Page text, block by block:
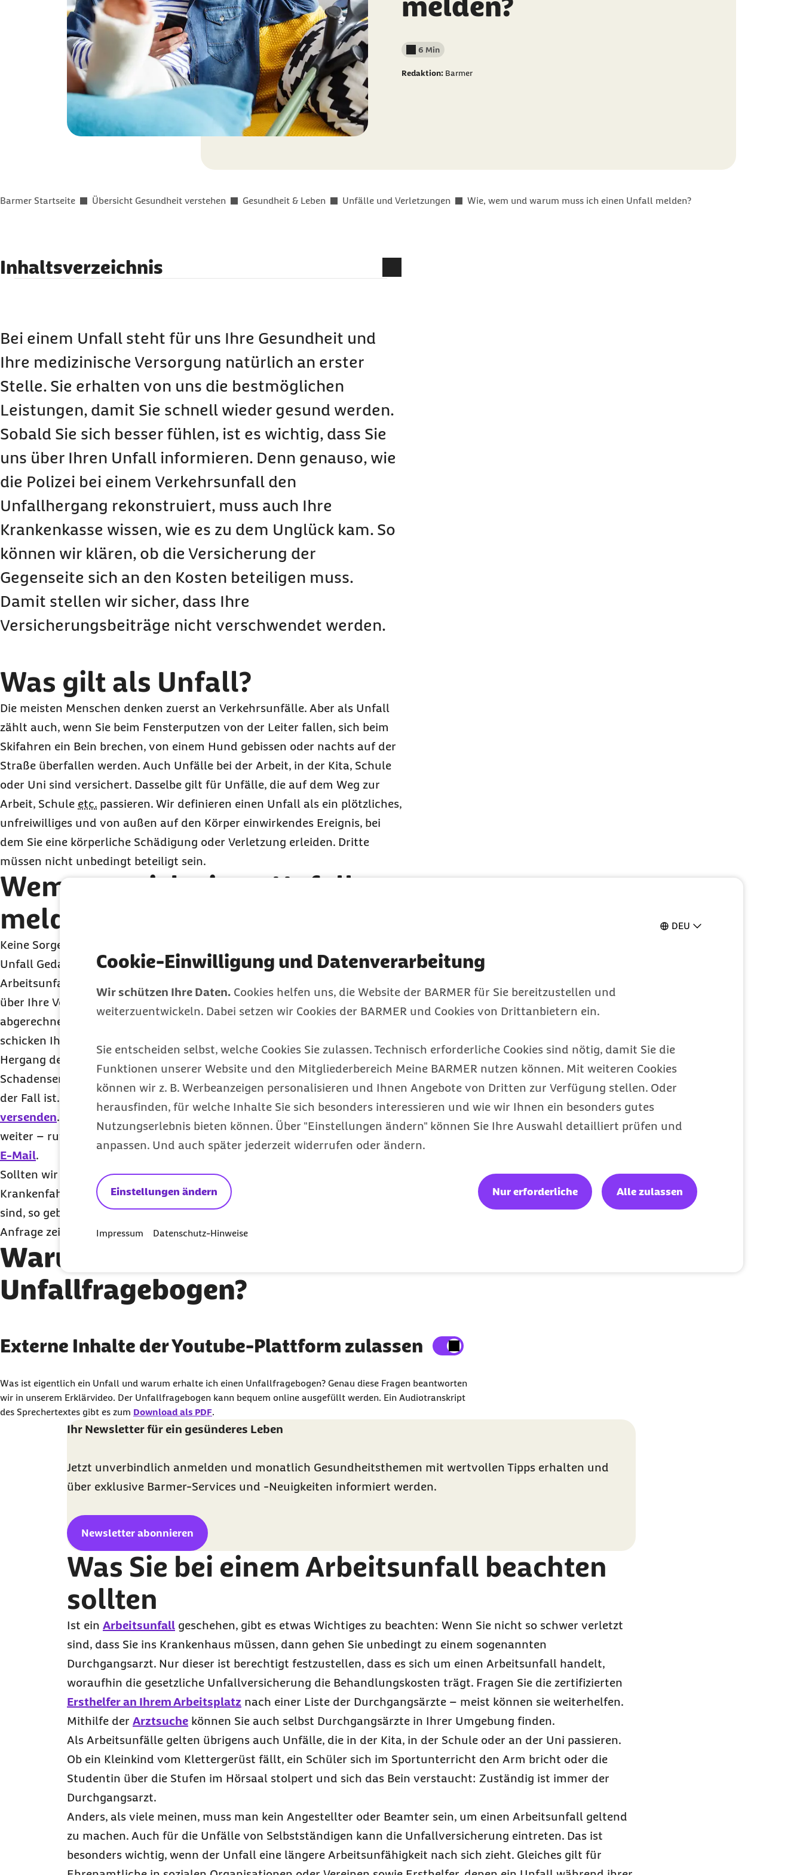
DEU
Cookie-Einwilligung und Datenverarbeitung
Wir schützen Ihre Daten. Cookies helfen uns, die Website der BARMER für Sie bereitzustellen und
weiterzuentwickeln. Dabei setzen wir Cookies der BARMER und Cookies von Drittanbietern ein.
Sie entscheiden selbst, welche Cookies Sie zulassen. Technisch erforderliche Cookies sind nötig, damit Sie die
Funktionen unserer Website und den Mitgliederbereich Meine BARMER nutzen können. Mit weiteren Cookies
können wir z. B. Werbeanzeigen personalisieren und Ihnen Angebote von Dritten zur Verfügung stellen. Oder
herausfinden, für welche Inhalte Sie sich besonders interessieren und wie wir Ihnen ein besonders gutes
Nutzungserlebnis bieten können. Über "Einstellungen ändern" können Sie Ihre Auswahl detailliert prüfen und
anpassen. Und auch später jederzeit widerrufen oder ändern.
Einstellungen ändern Nur erforderliche Alle zulassen
Impressum Datenschutz-Hinweise
Lesedauer weniger als
6 Min
Redaktion: Barmer
Sie befinden sich hier:
Barmer Startseite Übersicht Gesundheit verstehen Gesundheit & Leben Unfälle und Verletzungen Wie, wem und warum muss ich einen Unfall melden?
Inhaltsverzeichnis
Kann ich einen Arbeitsunfall auch nachträglich geltend machen?
Was tun bei Unfällen auf Reisen im Ausland?
Bei einem Unfall steht für uns Ihre Gesundheit und
Ihre medizinische Versorgung natürlich an erster
Stelle. Sie erhalten von uns die bestmöglichen
Leistungen, damit Sie schnell wieder gesund werden.
Sobald Sie sich besser fühlen, ist es wichtig, dass Sie
uns über Ihren Unfall informieren. Denn genauso, wie
die Polizei bei einem Verkehrsunfall den
Unfallhergang rekonstruiert, muss auch Ihre
Krankenkasse wissen, wie es zu dem Unglück kam. So
können wir klären, ob die Versicherung der
Gegenseite sich an den Kosten beteiligen muss.
Damit stellen wir sicher, dass Ihre
Versicherungsbeiträge nicht verschwendet werden.
Was gilt als Unfall?
Die meisten Menschen denken zuerst an Verkehrsunfälle. Aber als Unfall
zählt auch, wenn Sie beim Fensterputzen von der Leiter fallen, sich beim
Skifahren ein Bein brechen, von einem Hund gebissen oder nachts auf der
Straße überfallen werden. Auch Unfälle bei der Arbeit, in der Kita, Schule
oder Uni sind versichert. Dasselbe gilt für Unfälle, die auf dem Weg zur
Arbeit, Schule etc. passieren. Wir definieren einen Unfall als ein plötzliches,
unfreiwilliges und von außen auf den Körper einwirkendes Ereignis, bei
dem Sie eine körperliche Schädigung oder Verletzung erleiden. Dritte
müssen nicht unbedingt beteiligt sein.
Wem muss ich einen Unfall
melden?
Keine Sorge: Darüber müssen Sie sich nicht schon unmittelbar nach einem
Unfall Gedanken machen (es sei denn, es handelt sich um einen
Arbeitsunfall). In der Regel melden wir uns bei Ihnen, wenn wir sehen, dass
über Ihre Versichertenkarte eine Fahrt mit dem Krankenwagen
abgerechnet wurde oder ein Arzt eine Verletzung diagnostiziert hat. Wir
schicken Ihnen dann einen Unfallfragebogen zu, in dem wir nach dem
Hergang des Unglücks fragen. So können wir feststellen, ob
Schadensersatz von Dritten zu fordern ist, was oft bei Verkehrsunfällen
der Fall ist. Sie können den Fragebogen
ganz bequem online ausfüllen und
versenden. Wenn Sie möchten, helfen wir Ihnen auch gerne per Telefon
weiter – rufen Sie dann die
an oder senden Sie eine
E-Mail.
Sollten wir Ihnen den Unfallfragebogen zugesendet haben, obwohl Ihre
Krankenfahrt oder Verletzung gar nicht die Folge eines Unfalls gewesen
sind, so geben Sie uns die tatsächliche Ursache an, damit wir unsere
Anfrage zeitnah für Sie abschließen können.
Warum erhalte ich einen
Unfallfragebogen?
Externe Inhalte der Youtube-Plattform anzeigen
Ich bin damit einverstanden, dass personenbezogene Daten an Drittplattform übermittelt werden. Mehr dazu in unserer
Externe Inhalte der Youtube-Plattform zulassen
Was ist eigentlich ein Unfall und warum erhalte ich einen Unfallfragebogen? Genau diese Fragen beantworten
wir in unserem Erklärvideo. Der Unfallfragebogen kann bequem online ausgefüllt werden. Ein Audiotranskript
des Sprechertextes gibt es zum Download als PDF.
Ihr Newsletter für ein gesünderes Leben
Jetzt unverbindlich anmelden und monatlich Gesundheitsthemen mit wertvollen Tipps erhalten und
über exklusive Barmer-Services und -Neuigkeiten informiert werden.
Newsletter abonnieren
Was Sie bei einem Arbeitsunfall beachten
sollten
Ist ein Arbeitsunfall geschehen, gibt es etwas Wichtiges zu beachten: Wenn Sie nicht so schwer verletzt
sind, dass Sie ins Krankenhaus müssen, dann gehen Sie unbedingt zu einem sogenannten
Durchgangsarzt. Nur dieser ist berechtigt festzustellen, dass es sich um einen Arbeitsunfall handelt,
woraufhin die gesetzliche Unfallversicherung die Behandlungskosten trägt. Fragen Sie die zertifizierten
Ersthelfer an Ihrem Arbeitsplatz nach einer Liste der Durchgangsärzte – meist können sie weiterhelfen.
Mithilfe der Arztsuche können Sie auch selbst Durchgangsärzte in Ihrer Umgebung finden.
Als Arbeitsunfälle gelten übrigens auch Unfälle, die in der Kita, in der Schule oder an der Uni passieren.
Ob ein Kleinkind vom Klettergerüst fällt, ein Schüler sich im Sportunterricht den Arm bricht oder die
Studentin über die Stufen im Hörsaal stolpert und sich das Bein verstaucht: Zuständig ist immer der
Durchgangsarzt.
Anders, als viele meinen, muss man kein Angestellter oder Beamter sein, um einen Arbeitsunfall geltend
zu machen. Auch für die Unfälle von Selbstständigen kann die Unfallversicherung eintreten. Das ist
besonders wichtig, wenn der Unfall eine längere Arbeitsunfähigkeit nach sich zieht. Gleiches gilt für